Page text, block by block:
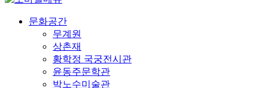
문화공간
무계원
상촌재
황학정 국궁전시관
윤동주문학관
박노수미술관